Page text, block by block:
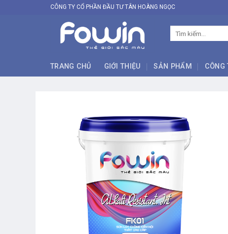
CÔNG TY CỔ PHẦN ĐẦU TƯ TÂN HOÀNG NGỌC
Tìm
kiếm:
TRANG CHỦ GIỚI THIỆU SẢN PHẨM CÔNG